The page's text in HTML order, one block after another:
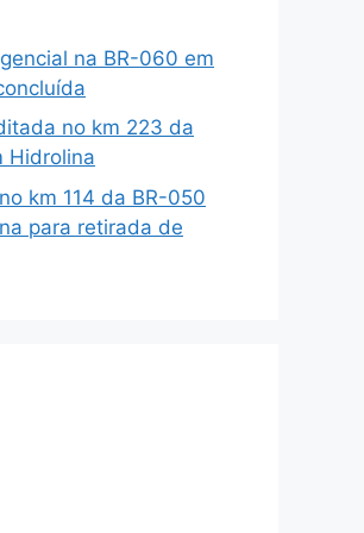
na BR-060 em
no km 223 da
Hidrolina
km 114 da BR-050
para retirada de